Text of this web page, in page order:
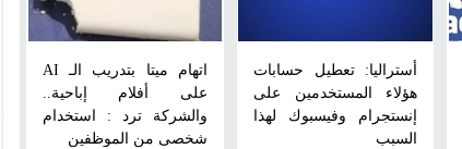
أستراليا: تعطيل حسابات
هؤلاء المستخدمين على
إنستجرام وفيسبوك لهذا
السبب
اتهام ميتا بتدريب الـ AI
على أفلام إباحية..
والشركة ترد : استخدام
شخصى من الموظفين